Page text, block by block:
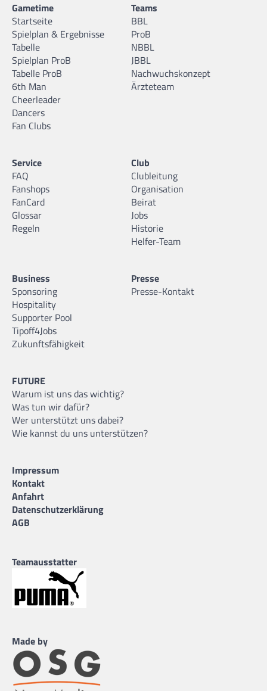
Gametime
Startseite
Spielplan & Ergebnisse
Tabelle
Spielplan ProB
Tabelle ProB
6th Man
Cheerleader
Dancers
Fan Clubs
Teams
BBL
ProB
NBBL
JBBL
Nachwuchskonzept
Ärzteteam
Service
FAQ
Fanshops
FanCard
Glossar
Regeln
Club
Clubleitung
Organisation
Beirat
Jobs
Historie
Helfer-Team
Business
Sponsoring
Hospitality
Supporter Pool
Tipoff4Jobs
Zukunftsfähigkeit
Presse
Presse-Kontakt
FUTURE
Warum ist uns das wichtig?
Was tun wir dafür?
Wer unterstützt uns dabei?
Wie kannst du uns unterstützen?
Impressum
Kontakt
Anfahrt
Datenschutzerklärung
AGB
Teamausstatter
Made by